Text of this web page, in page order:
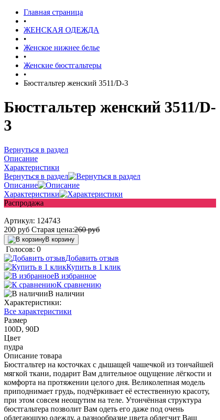
Главная страница
•
ЖЕНСКАЯ ОДЕЖДА
•
Женское нижнее белье
•
Женские бюстгальтеры
•
Бюстгальтер женский 3511/D-3
Бюстгальтер женский 3511/D-
3
Вернуться в раздел
Описание
Характеристики
Вернуться в раздел
Описание
Характеристики
Распродажа
Артикул: 124743
200 руб Старая цена:260руб
В корзину
Голосов: 0
Добавить отзыв
Купить в 1 клик
В избранное
К сравнению
В наличии
Характеристики:
Все характеристики
Размер
100D, 90D
Цвет
пудра
Описание товара
Бюстгальтер на косточках с дышащей чашечкой из тончайшей
мягкой ткани, подарит Вам длительное ощущение лёгкости и
комфорта на протяжении целого дня. Великолепная модель
приподнимает грудь, подчёркивает её естественную красоту,
при этом совсем неощутим на теле. Утончённая структура
бюстгальтера позволит Вам одеть его даже под очень
облегающую одежду, а разнообразие цвета облегчит Ваш